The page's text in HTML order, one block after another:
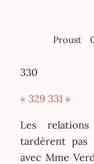
Proust
330
« 329 331 »
Les
tardèrent pas
avec Mme